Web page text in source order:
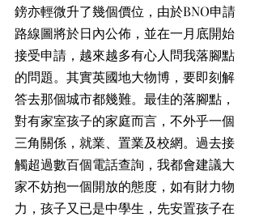
鎊亦輕微升了幾個價位，由於BNO申請
路線圖將於日內公佈，並在一月底開始
接受申請，越來越多有心人問我落腳點
的問題。其實英國地大物博，要即刻解
答去那個城市都幾難。最佳的落腳點，
對有家室孩子的家庭而言，不外乎一個
三角關係，就業、置業及校網。過去接
觸超過數百個電話查詢，我都會建議大
家不妨抱一個開放的態度，如有財力物
力，孩子又已是中學生，先安置孩子在